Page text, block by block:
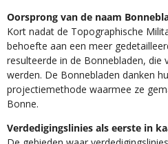
Oorsprong van de naam
Kort nadat de Topographische
behoefte aan een meer
resulteerde in de Bonnebladen, die
werden. De Bonnebladen danken
projectiemethode waarmee ze
Bonne.
Verdedigingslinies als eerste in